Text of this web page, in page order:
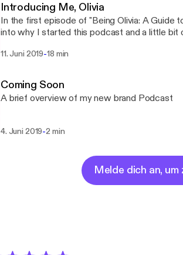
Introducing Me, Olivia
In the first episode of "Being Olivia: A Guide
into why I started this podcast and a little bit
11. Juni 2019-18 min
Coming Soon
A brief overview of my new brand Podcast
4. Juni 2019-2 min
Melde dich an, um